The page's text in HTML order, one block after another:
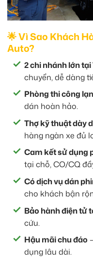
🌟 Vì Sao Khách
Auto?
2 chi nhánh lớn tại
chuyển, dễ dàng
Phòng thi công
dán hoàn hảo.
Thợ kỹ thuật dày
hàng ngàn xe đủ
Cam kết sử dụng
tại chỗ, CO/CQ
Có dịch vụ dán
cho khách bận
Bảo hành điện tử
cứu.
Hậu mãi chu đáo
dụng lâu dài.